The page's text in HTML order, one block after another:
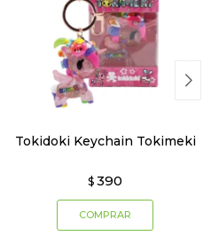
Tokidoki Keychain Tokimeki
$ 390